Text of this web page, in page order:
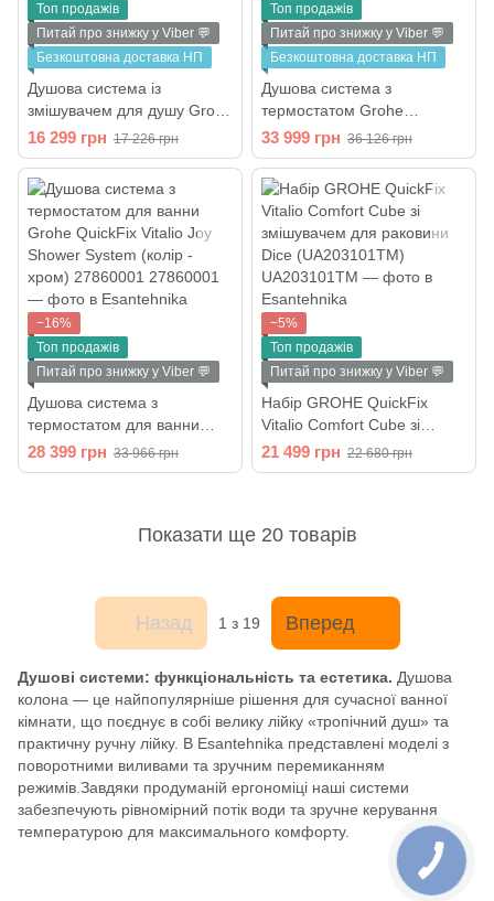
Топ продажів
Питай про знижку у Viber 💬
Безкоштовна доставка НП
Душова система із
змішувачем для душу Grohe
QuickFix Vitalio Start 250
(26679001)
16 299 грн 17 226 грн
Топ продажів
Питай про знижку у Viber 💬
Безкоштовна доставка НП
Душова система з
термостатом Grohe
QuickFix Vitalio Joy Shower
System (колір - хром)
26365000
33 999 грн 36 126 грн
−16%
Топ продажів
Питай про знижку у Viber 💬
Душова система з
термостатом для ванни
Grohe QuickFix Vitalio Joy
Shower System (колір -
28 399 грн 33 966 грн
−5%
Топ продажів
Питай про знижку у Viber 💬
Набір GROHE QuickFix
Vitalio Comfort Cube зі
змішувачем для раковини
Dice (UA203101TM)
21 499 грн 22 680 грн
Показати ще 20 товарів
Назад 1 з 19 Вперед
Душові системи: функціональність та естетика. Душова
колона — це найпопулярніше рішення для сучасної ванної
кімнати, що поєднує в собі велику лійку «тропічний душ» та
практичну ручну лійку. В Esantehnika представлені моделі з
поворотними виливами та зручним перемиканням
режимів.Завдяки продуманій ергономіці наші системи
забезпечують рівномірний потік води та зручне керування
температурою для максимального комфорту.